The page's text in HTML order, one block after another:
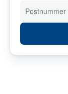
Ange